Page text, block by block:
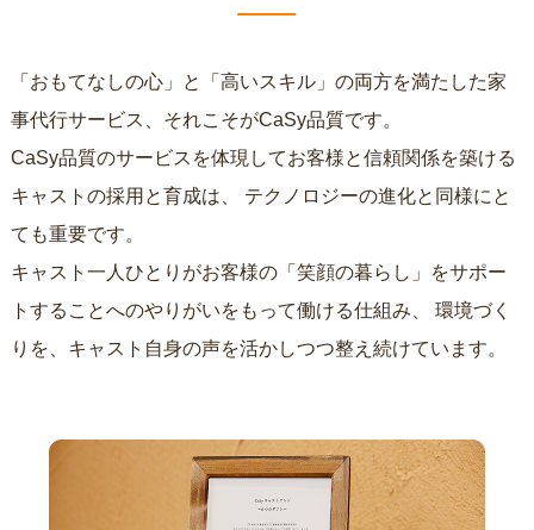
「おもてなしの心」と「高いスキル」の両方を満たした家
事代行サービス、それこそがCaSy品質です。
CaSy品質のサービスを体現してお客様と信頼関係を築ける
キャストの採用と育成は、
ても重要です。
キャスト一人ひとりがお客様の「笑顔の暮らし」をサポー
トすることへのやりがいをもって働ける仕組み、
りを、キャスト自身の声を活かしつつ整え続けています。